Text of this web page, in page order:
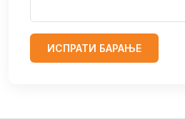
ИСПРАТИ БАРАЊЕ